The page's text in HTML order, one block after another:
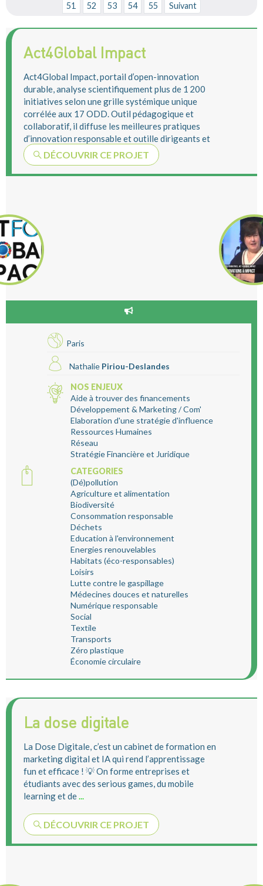
51
52 53 54 55 Suivant
Act4Global Impact
Act4Global Impact, portail d’open-innovation
durable, analyse scientifiquement plus de 1 200
initiatives selon une grille systémique unique
corrélée aux 17 ODD. Outil pédagogique et
collaboratif, il diffuse les meilleures pratiques
d’innovation responsable et outille dirigeants et
...
DÉCOUVRIR CE PROJET
Paris
Nathalie Piriou-Deslandes
NOS ENJEUX
Aide à trouver des financements
Développement & Marketing / Com'
Elaboration d'une stratégie d'influence
Ressources Humaines
Réseau
Stratégie Financière et Juridique
CATEGORIES
(Dé)pollution
Agriculture et alimentation
Biodiversité
Consommation responsable
Déchets
Education à l'environnement
Energies renouvelables
Habitats (éco-responsables)
Loisirs
Lutte contre le gaspillage
Médecines douces et naturelles
Numérique responsable
Social
Textile
Transports
Zéro plastique
Économie circulaire
La dose digitale
La Dose Digitale, c’est un cabinet de formation en
marketing digital et IA qui rend l’apprentissage
fun et efficace ! 💡 On forme entreprises et
étudiants avec des serious games, du mobile
learning et de...
DÉCOUVRIR CE PROJET